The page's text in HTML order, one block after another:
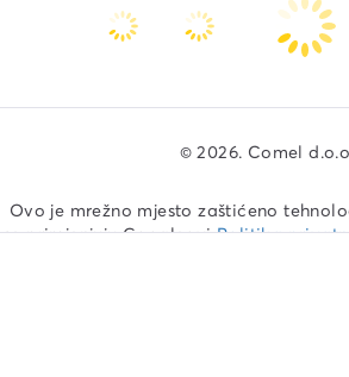
© 2026. Comel
Ovo je mrežno mjesto zaštićeno
se primjenjuju GoogleoviPolitika